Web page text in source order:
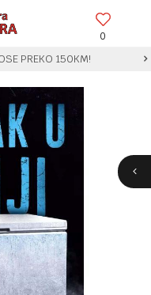
0
PREKO 150KM!